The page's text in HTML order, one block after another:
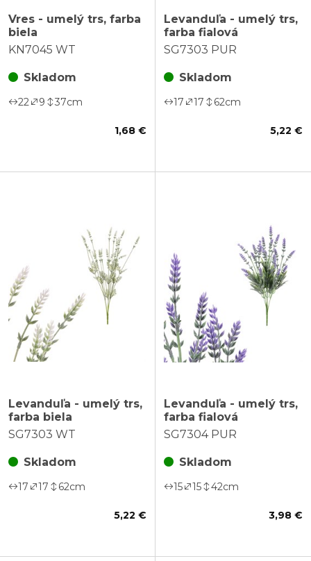
Vres - umelý trs, farba
biela
KN7045 WT
Skladom
22 9 37cm
1,68 €
Levanduľa - umelý trs,
farba fialová
SG7303 PUR
Skladom
17 17 62cm
5,22 €
Levanduľa - umelý trs,
farba biela
SG7303 WT
Skladom
17 17 62cm
5,22 €
Levanduľa - umelý trs,
farba fialová
SG7304 PUR
Skladom
15 15 42cm
3,98 €